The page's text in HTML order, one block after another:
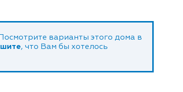
варианты этого дома в
, что Вам бы хотелось